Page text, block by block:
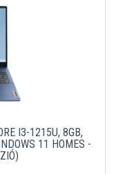
I3-1215U, 8GB,
11 HOMES -